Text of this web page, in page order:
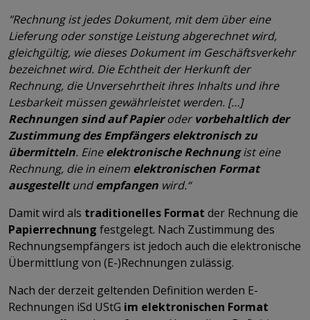
"Rechnung ist jedes Dokument, mit dem über eine
Lieferung oder sonstige Leistung abgerechnet wird,
gleichgültig, wie dieses Dokument im Geschäftsverkehr
bezeichnet wird. Die Echtheit der Herkunft der
Rechnung, die Unversehrtheit ihres Inhalts und ihre
Lesbarkeit müssen gewährleistet werden. […]
Rechnungen sind auf Papierodervorbehaltlich der
Zustimmung des Empfängers elektronisch zu
übermitteln. Eineelektronische Rechnungist eine
Rechnung, die in einem elektronischen Format
ausgestelltundempfangen wird.“
Damit wird als traditionelles Format der Rechnung die
Papierrechnung festgelegt. Nach Zustimmung des
Rechnungsempfängers ist jedoch auch die elektronische
Übermittlung von (E-)Rechnungen zulässig.
Nach der derzeit geltenden Definition werden E-
Rechnungen iSd UStG im elektronischen Format